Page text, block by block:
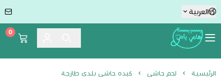
العربية
Hummmy :-) Yummmy هامي يامي
0
الرئيسية لحم حاشي كبده حاشي بلدي طازجة